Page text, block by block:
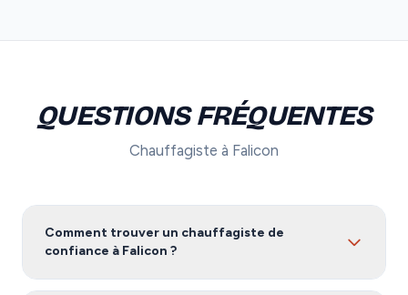
QUESTIONS FRÉQUENTES
Chauffagiste à Falicon
Comment trouver un chauffagiste de
confiance à Falicon ?
Pour trouver un chauffagiste fiable à Falicon, nous